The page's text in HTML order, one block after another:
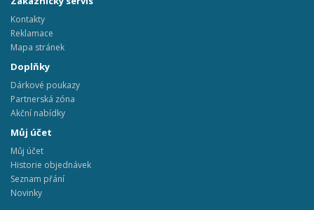
Kontakty
Reklamace
Mapa stránek
Doplňky
Dárkové poukazy
Partnerská zóna
Akční nabídky
Můj účet
Můj účet
Historie objednávek
Seznam přání
Novinky